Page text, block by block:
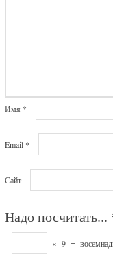
Имя *
Email *
Сайт
Надо посчитать...
× 9 =